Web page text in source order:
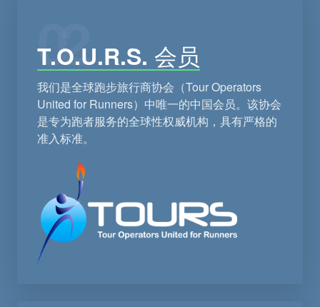
02
T.O.U.R.S. 会员
我们是全球跑步旅行商协会（Tour Operators
United for Runners）中唯一的中国会员。该协会
是专为跑者服务的全球性权威机构，具有严格的
准入标准。